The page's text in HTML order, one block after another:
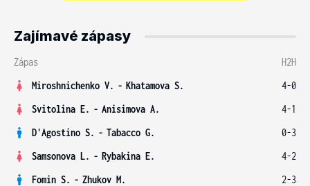
Zajímavé zápasy
Zápas
H2H
Miroshnichenko V. - Khatamova S.
4-0
Svitolina E. - Anisimova A.
4-1
D'Agostino S. - Tabacco G.
0-3
Samsonova L. - Rybakina E.
4-2
Fomin S. - Zhukov M.
2-3